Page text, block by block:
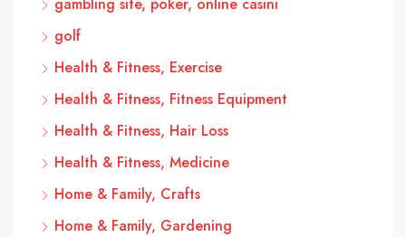
golf
Health & Fitness, Exercise
Health & Fitness, Fitness Equipment
Health & Fitness, Hair Loss
Health & Fitness, Medicine
Home & Family, Crafts
Home & Family, Gardening